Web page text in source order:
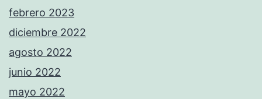
febrero 2023
diciembre 2022
agosto 2022
junio 2022
mayo 2022